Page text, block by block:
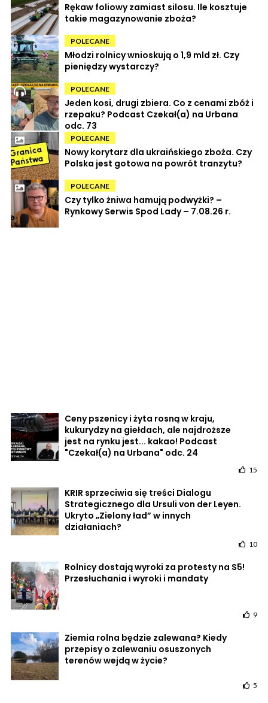
Rękaw foliowy zamiast silosu. Ile kosztuje
takie magazynowanie zboża?
POLECANE
Młodzi rolnicy wnioskują o 1,9 mld zł. Czy
pieniędzy wystarczy?
POLECANE
Jeden kosi, drugi zbiera. Co z cenami zbóż i
rzepaku? Podcast Czekał(a) na Urbana
odc. 73
POLECANE
Nowy korytarz dla ukraińskiego zboża. Czy
Polska jest gotowa na powrót tranzytu?
POLECANE
Czy tylko żniwa hamują podwyżki? –
Rynkowy Serwis Spod Lady – 7.08.26 r.
Ceny pszenicy i żyta rosną w kraju,
kukurydzy na giełdach, ale najdroższe
jest na rynku jest... kakao! Podcast
"Czekał(a) na Urbana" odc. 24
15
KRIR sprzeciwia się treści Dialogu
Strategicznego dla Ursuli von der Leyen.
Ukryto „Zielony ład” w innych
działaniach?
10
Rolnicy dostają wyroki za protesty na S5!
Przesłuchania i wyroki i mandaty
9
Ziemia rolna będzie zalewana? Kiedy
przepisy o zalewaniu osuszonych
terenów wejdą w życie?
5